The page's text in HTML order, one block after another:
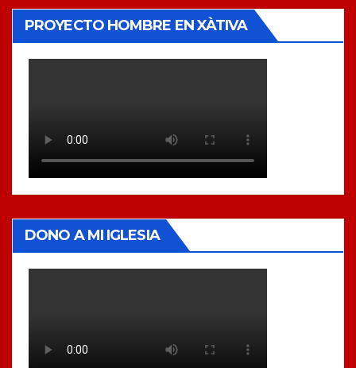
PROYECTO HOMBRE EN XÀTIVA
DONO A MI IGLESIA